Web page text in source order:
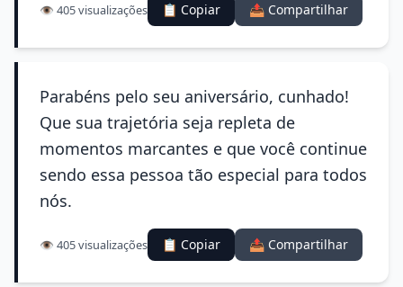
👁️ 405 visualizações 📋 Copiar 📤 Compartilhar
Parabéns pelo seu aniversário, cunhado!
Que sua trajetória seja repleta de
momentos marcantes e que você continue
sendo essa pessoa tão especial para todos
nós.
👁️ 405 visualizações 📋 Copiar 📤 Compartilhar